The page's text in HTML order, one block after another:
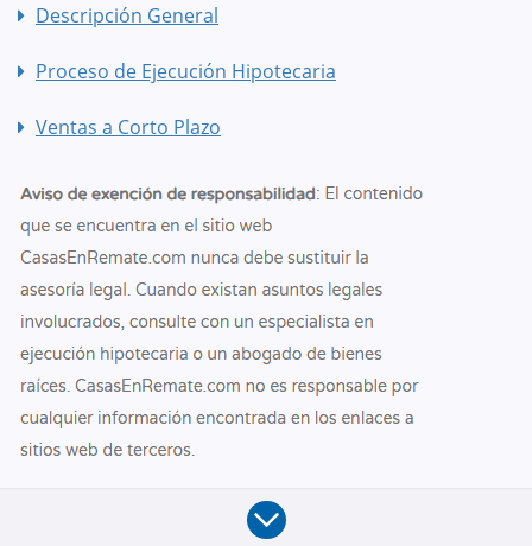
Descripción General
Proceso de Ejecución Hipotecaria
Ventas a Corto Plazo